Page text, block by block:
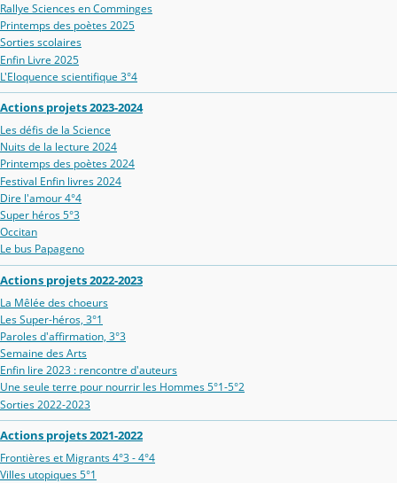
Rallye Sciences en Comminges
Printemps des poètes 2025
Sorties scolaires
Enfin Livre 2025
L'Eloquence scientifique 3°4
Actions projets 2023-2024
Les défis de la Science
Nuits de la lecture 2024
Printemps des poètes 2024
Festival Enfin livres 2024
Dire l'amour 4°4
Super héros 5°3
Occitan
Le bus Papageno
Actions projets 2022-2023
La Mêlée des choeurs
Les Super-héros, 3°1
Paroles d'affirmation, 3°3
Semaine des Arts
Enfin lire 2023 : rencontre d'auteurs
Une seule terre pour nourrir les Hommes 5°1-5°2
Sorties 2022-2023
Actions projets 2021-2022
Frontières et Migrants 4°3 - 4°4
Villes utopiques 5°1